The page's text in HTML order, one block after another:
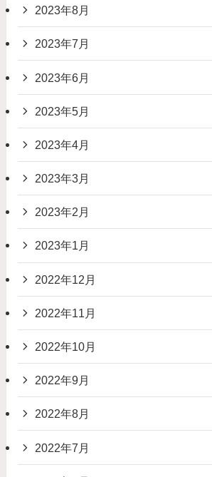
2023年8月
2023年7月
2023年6月
2023年5月
2023年4月
2023年3月
2023年2月
2023年1月
2022年12月
2022年11月
2022年10月
2022年9月
2022年8月
2022年7月